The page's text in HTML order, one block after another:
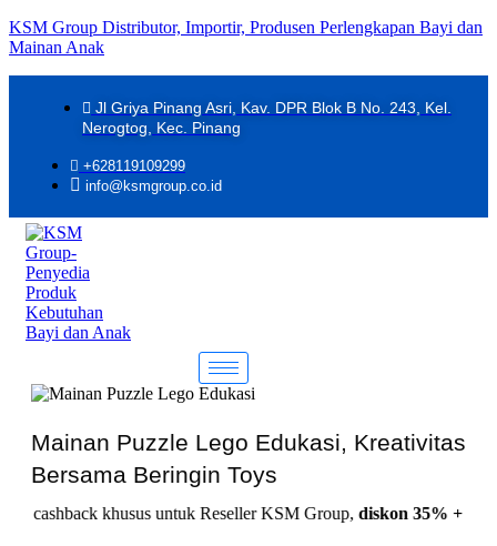
KSM Group Distributor, Importir, Produsen Perlengkapan Bayi dan
Mainan Anak
Jl Griya Pinang Asri, Kav. DPR Blok B No. 243, Kel.
Nerogtog, Kec. Pinang
+628119109299
info@ksmgroup.co.id
Mainan Puzzle Lego Edukasi, Kreativitas
Bersama Beringin Toys
khusus untuk Reseller KSM Group,diskon 35% + Cashback